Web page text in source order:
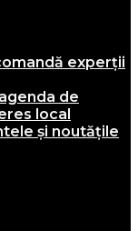
experții
de
local
și noutățile